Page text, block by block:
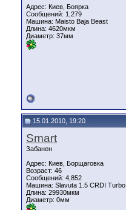
Адрес: Киев, Боярка
Сообщений: 1,279
Машина: Maisto Baja Beast
Длина: 4620мкм
Диаметр: 37мм
15.01.2010, 19:20
Smart
Забанен
Адрес: Киев, Борщаговка
Возраст: 46
Сообщений: 4,852
Машина: Slavuta 1.5 CRDI Turbo
Длина: 29930мкм
Диаметр: 0мм